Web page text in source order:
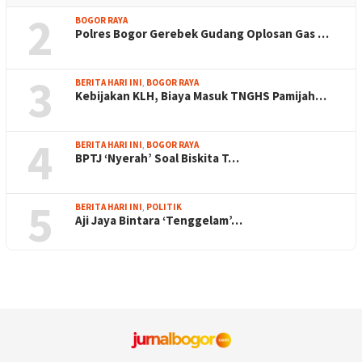
2 BOGOR RAYA
Polres Bogor Gerebek Gudang Oplosan Gas …
3 BERITA HARI INI, BOGOR RAYA
Kebijakan KLH, Biaya Masuk TNGHS Pamijah…
4 BERITA HARI INI, BOGOR RAYA
BPTJ ‘Nyerah’ Soal Biskita T…
5 BERITA HARI INI, POLITIK
Aji Jaya Bintara ‘Tenggelam’…